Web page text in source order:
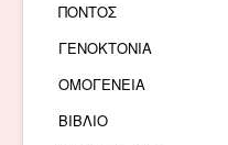
ΠΟΝΤΟΣ
ΓΕΝΟΚΤΟΝΙΑ
ΟΜΟΓΕΝΕΙΑ
ΒΙΒΛΙΟ